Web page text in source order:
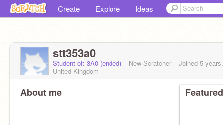
Create Explore Ideas
stt353a0
Student of: 3A0 (ended) New Scratcher Joined 5
United Kingdom
About me